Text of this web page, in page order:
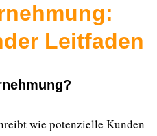
Leitfaden
wie potenzielle Kunden